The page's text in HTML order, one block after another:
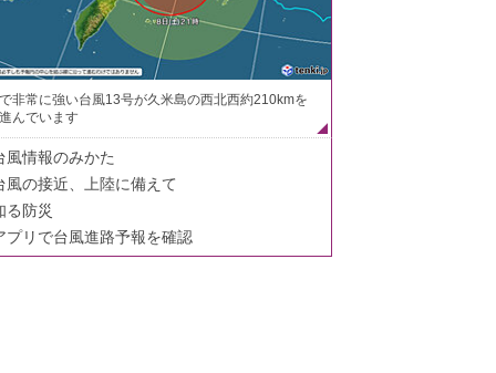
非常に強い台風13号が久米島の西北西約210kmを
んでいます
風情報のみかた
風の接近、上陸に備えて
る防災
プリで台風進路予報を確認